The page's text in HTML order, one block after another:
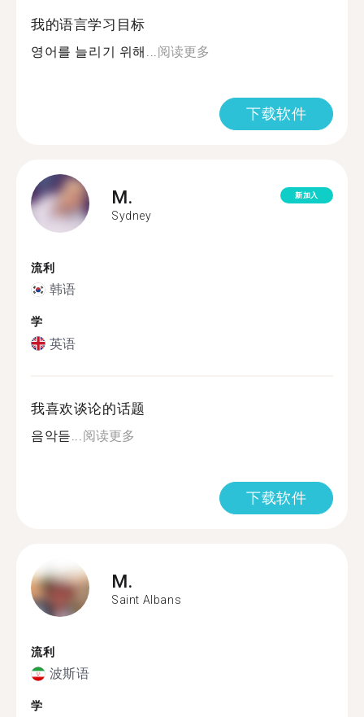
我的语言学习目标
영어를 늘리기 위해... 阅读更多
下载软件
M.
Sydney
新加入
流利
韩语
学
英语
我喜欢谈论的话题
음악듣... 阅读更多
下载软件
M.
Saint Albans
流利
波斯语
学